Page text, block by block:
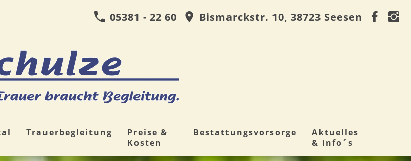
05381 - 22 60 Bismarckstr. 10, 38723 Seesen
Trauerbegleitung
Preise &
Kosten
Bestattungsvorsorge
Aktuelles
& Info´s